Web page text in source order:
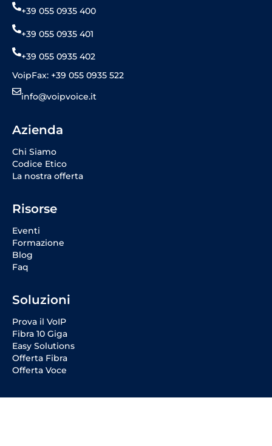
+39 055 0935 400
+39 055 0935 401
+39 055 0935 402
VoipFax: +39 055 0935 522
info@voipvoice.it
Azienda
Chi Siamo
Codice Etico
La nostra offerta
Risorse
Eventi
Formazione
Blog
Faq
Soluzioni
Prova il VoIP
Fibra 10 Giga
Easy Solutions
Offerta Fibra
Offerta Voce